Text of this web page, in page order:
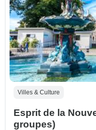
Villes & Culture
Esprit de la
groupes)